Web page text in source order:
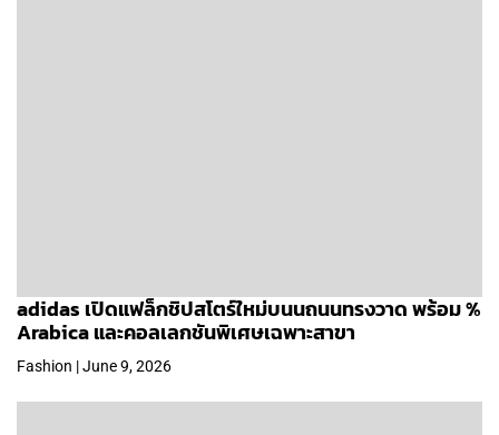
adidas เปิดแฟล็กชิปสโตร์ใหม่บนนถนนทรงวาด พร้อม %
Arabica และคอลเลกชันพิเศษเฉพาะสาขา
Fashion | June 9, 2026